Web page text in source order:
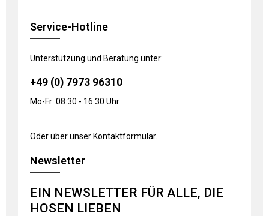
Service-Hotline
Unterstützung und Beratung unter:
+49 (0) 7973 96310
Mo-Fr: 08:30 - 16:30 Uhr
Oder über unser Kontaktformular.
Newsletter
EIN NEWSLETTER FÜR ALLE, DIE
HOSEN LIEBEN